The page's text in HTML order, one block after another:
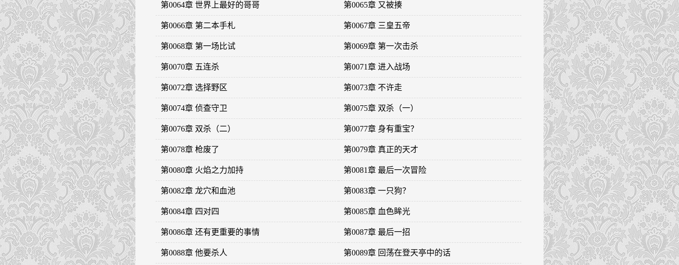
第0064章 世界上最好的哥哥 第0065章 又被揍
第0066章 第二本手札 第0067章 三皇五帝
第0068章 第一场比试 第0069章 第一次击杀
第0070章 五连杀 第0071章 进入战场
第0072章 选择野区 第0073章 不许走
第0074章 侦查守卫 第0075章 双杀（一）
第0076章 双杀（二） 第0077章 身有重宝？
第0078章 枪废了 第0079章 真正的天才
第0080章 火焰之力加持 第0081章 最后一次冒险
第0082章 龙穴和血池 第0083章 一只狗？
第0084章 四对四 第0085章 血色眸光
第0086章 还有更重要的事情 第0087章 最后一招
第0088章 他要杀人 第0089章 回荡在登天亭中的话